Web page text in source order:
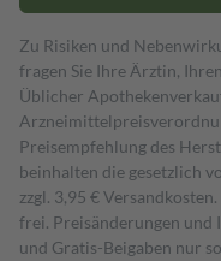
Zu Risiken und
fragen Sie Ihre Ärztin,
Üblicher
Preisempfehlung des
beinhalten die gesetzlich
zzgl. 3,95 €
frei. Preisänderungen
und Gratis-Beigaben nur